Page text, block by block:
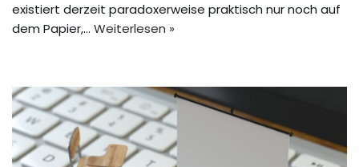
existiert derzeit paradoxerweise praktisch nur noch auf
dem Papier,… Weiterlesen »